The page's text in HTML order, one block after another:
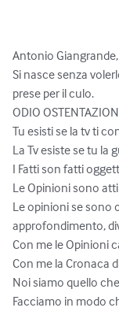
Antonio
Si nasce senza
prese per il culo.
ODIO
Tu esisti se la tv ti
La Tv esiste se tu la
I Fatti son fatti
Le Opinioni sono
Le opinioni se sono
approfondimento,
Con me le Opinioni
Con me la Cronaca
Noi siamo quello
Facciamo in modo